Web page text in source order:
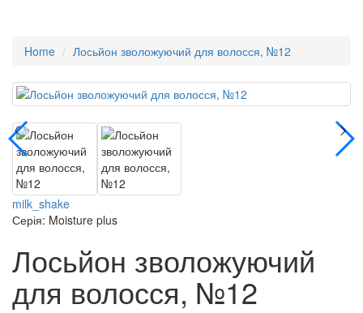
Home Лосьйон зволожуючий для волосся, №12
milk_shake
Серія: Moisture plus
Лосьйон зволожуючий
для волосся, №12